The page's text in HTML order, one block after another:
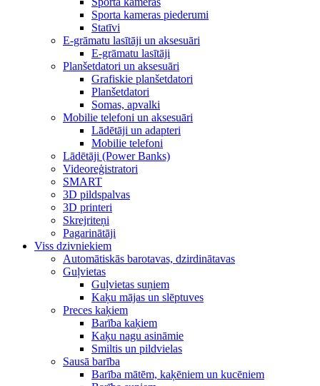
Sporta kameras piederumi
Statīvi
E-grāmatu lasītāji un aksesuāri
E-grāmatu lasītāji
Planšetdatori un aksesuāri
Grafiskie planšetdatori
Planšetdatori
Somas, apvalki
Mobilie telefoni un aksesuāri
Lādētāji un adapteri
Mobilie telefoni
Lādētāji (Power Banks)
Videoreģistratori
SMART
3D pildspalvas
3D printeri
Skrejriteņi
Pagarinātāji
Viss dzivniekiem
Automātiskās barotavas, dzirdinātavas
Guļvietas
Guļvietas suņiem
Kaķu mājas un slēptuves
Preces kaķiem
Barība kaķiem
Kaķu nagu asināmie
Smiltis un pildvielas
Sausā barība
Barība mātēm, kaķēniem un kucēniem